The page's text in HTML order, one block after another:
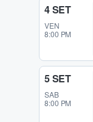
4 SET
VEN
8:00 PM
5 SET
SAB
8:00 PM